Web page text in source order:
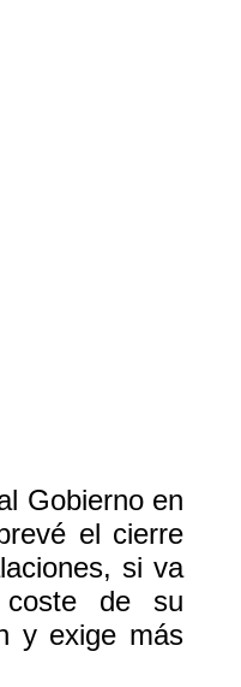
Gobierno en
el cierre
si va
de su
y exige más